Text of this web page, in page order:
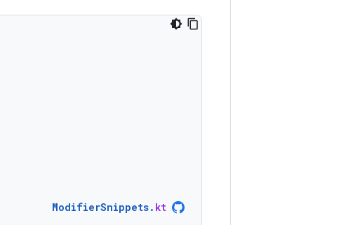
ModifierSnippets. kt